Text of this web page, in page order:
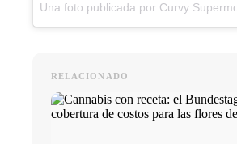
RELACIONADO